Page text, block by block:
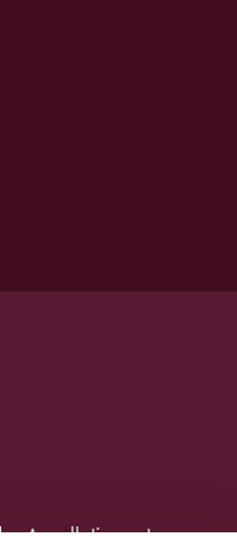
Appellations et